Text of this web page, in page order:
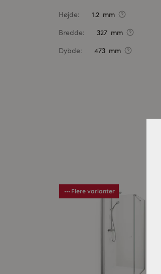
Højde:
1.2 mm
Bredde:
327 mm
Dybde:
473 mm
Flere varianter